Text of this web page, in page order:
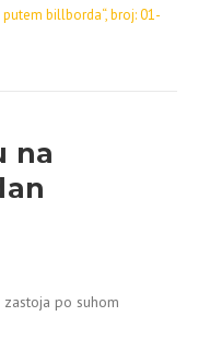
billborda“, broj: 01-
na
po suhom